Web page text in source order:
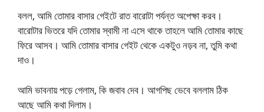
বলল, আমি তোমার বাসার গেইটে রাত বারোটা পর্যন্ত অপেক্ষা করব।
বারোটার ভিতরে যদি তোমার স্বামী না এসে থাকে তাহলে আমি তোমার কাছে
ফিরে আসব। আমি তোমার বাসার গেইট থেকে একটুও নড়ব না, তুমি কথা
দাও।
আমি ভাবনায় পড়ে গেলাম, কি জবাব দেব। আগপিছ ভেবে বললাম ঠিক
আছে আমি কথা দিলাম।